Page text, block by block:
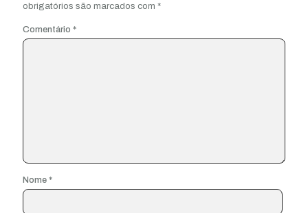
obrigatórios são marcados com *
Comentário *
Nome *